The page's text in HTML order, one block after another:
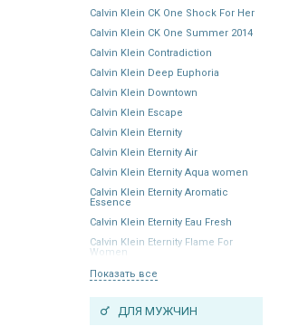
Calvin Klein CK One Shock For Her
Calvin Klein CK One Summer 2014
Calvin Klein Contradiction
Calvin Klein Deep Euphoria
Calvin Klein Downtown
Calvin Klein Escape
Calvin Klein Eternity
Calvin Klein Eternity Air
Calvin Klein Eternity Aqua women
Calvin Klein Eternity Aromatic
Essence
Calvin Klein Eternity Eau Fresh
Calvin Klein Eternity Flame For
Women
Показать все
ДЛЯ МУЖЧИН